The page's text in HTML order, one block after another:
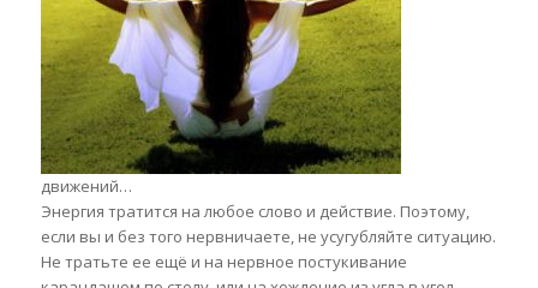
движений…
Энергия тратится на любое слово и действие. Поэтому,
если вы и без того нервничаете, не усугубляйте ситуацию.
Не тратьте ее ещё и на нервное постукивание